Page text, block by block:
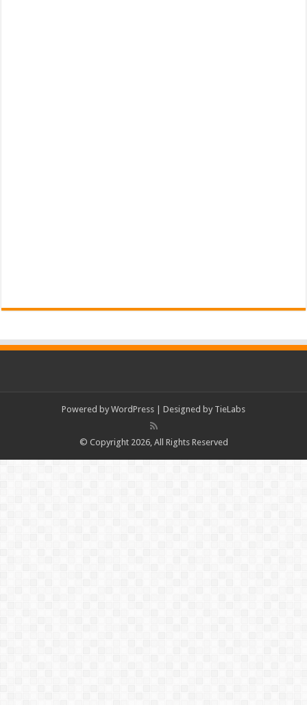
Powered by WordPress | Designed by TieLabs
© Copyright 2026, All Rights Reserved